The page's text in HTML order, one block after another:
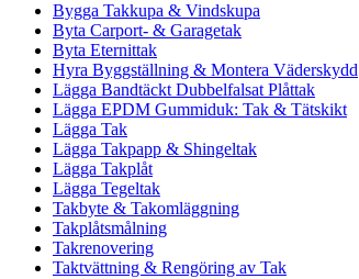
Bygga Takkupa & Vindskupa
Byta Carport- & Garagetak
Byta Eternittak
Hyra Byggställning & Montera Väderskydd
Lägga Bandtäckt Dubbelfalsat Plåttak
Lägga EPDM Gummiduk: Tak & Tätskikt
Lägga Tak
Lägga Takpapp & Shingeltak
Lägga Takplåt
Lägga Tegeltak
Takbyte & Takomläggning
Takplåtsmålning
Takrenovering
Taktvättning & Rengöring av Tak